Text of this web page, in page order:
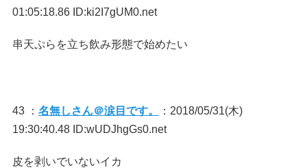
01:05:18.86 ID:ki2I7gUM0.net
串天ぷらを立ち飲み形態で始めたい
43 ： 名無しさん＠涙目です。
：2018/05/31(木)
19:30:40.48 ID:wUDJhgGs0.net
皮を剥いでいないイカ